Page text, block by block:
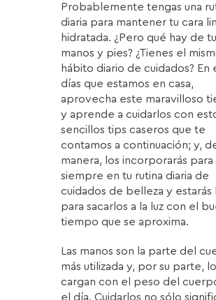
Probablemente tengas una
diaria para mantener tu cara
hidratada. ¿Pero qué hay de
manos y pies? ¿Tienes el
hábito diario de cuidados? En
días que estamos en casa,
aprovecha este maravilloso
y aprende a cuidarlos con
sencillos tips caseros que te
contamos a continuación; y,
manera, los incorporarás para
siempre en tu rutina diaria de
cuidados de belleza y estarás
para sacarlos a la luz con el
tiempo que se aproxima.
Las manos son la parte del
más utilizada y, por su parte,
cargan con el peso del
el día. Cuidarlos no sólo